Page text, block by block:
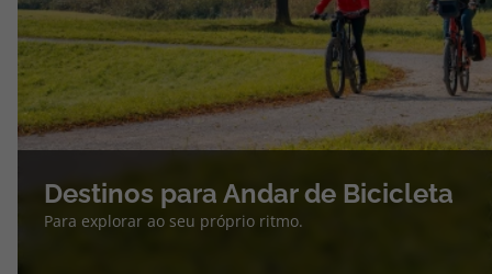
Destinos para Andar de Bicicleta
Para explorar ao seu próprio ritmo.